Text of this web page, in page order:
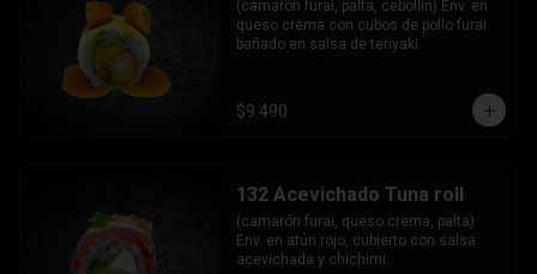
(camarón furai, palta, cebollín) Env. en
queso crema con cubos de pollo furai
bañado en salsa de teriyaki
$9.490
132 Acevichado Tuna roll
(camarón furai, queso crema, palta)
Env. en atún rojo, cubierto con salsa
acevichada y chichimi.